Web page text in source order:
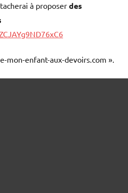
à proposer des
mon-enfant-aux-devoirs.com ».